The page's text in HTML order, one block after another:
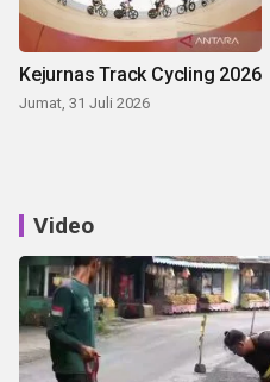
Kejurnas Track Cycling 2026
Jumat, 31 Juli 2026
Video